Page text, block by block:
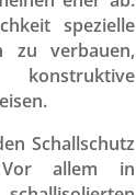
spezielle
zu verbauen,
Schallschutz
allem in